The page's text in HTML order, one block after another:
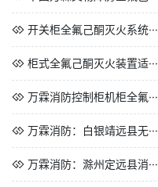
开关柜全氟己酮灭火系统···
柜式全氟己酮灭火装置适···
万霖消防控制柜机柜全氟···
万霖消防：白银靖远县无···
万霖消防：滁州定远县消···